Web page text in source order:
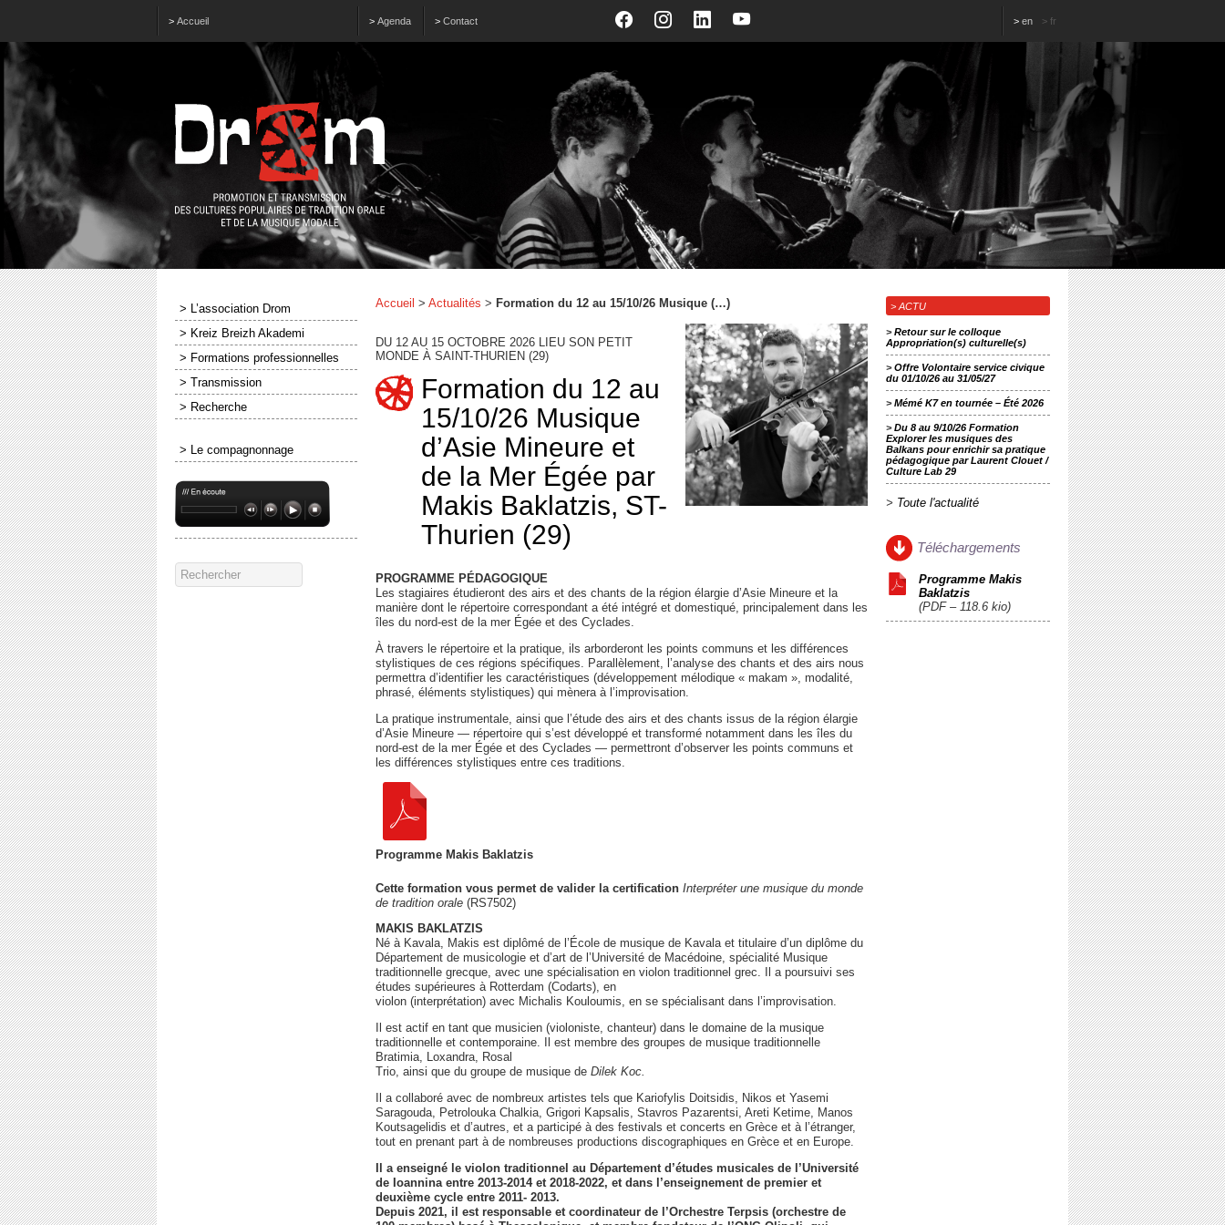
> Accueil > Agenda > Contact > en > fr
> L’association Drom
> Kreiz Breizh Akademi
> Formations professionnelles
> Transmission
> Recherche
> Le compagnonnage
Accueil > Actualités > Formation du 12 au 15/10/26 Musique (…)
DU 12 AU 15 OCTOBRE 2026 LIEU SON PETIT
MONDE À SAINT-THURIEN (29)
Formation du 12 au
15/10/26 Musique
d’Asie Mineure et
de la Mer Égée par
Makis Baklatzis, ST-
Thurien (29)
PROGRAMME PÉDAGOGIQUE
Les stagiaires étudieront des airs et des chants de la région élargie d’Asie Mineure et la
manière dont le répertoire correspondant a été intégré et domestiqué, principalement dans les
îles du nord-est de la mer Égée et des Cyclades.
À travers le répertoire et la pratique, ils arborderont les points communs et les différences
stylistiques de ces régions spécifiques. Parallèlement, l’analyse des chants et des airs nous
permettra d’identifier les caractéristiques (développement mélodique « makam », modalité,
phrasé, éléments stylistiques) qui mènera à l’improvisation.
La pratique instrumentale, ainsi que l’étude des airs et des chants issus de la région élargie
d’Asie Mineure — répertoire qui s’est développé et transformé notamment dans les îles du
nord-est de la mer Égée et des Cyclades — permettront d’observer les points communs et
les différences stylistiques entre ces traditions.
Programme Makis Baklatzis
Cette formation vous permet de valider la certification Interpréter une musique du monde
de tradition orale (RS7502)
MAKIS BAKLATZIS
Né à Kavala, Makis est diplômé de l’École de musique de Kavala et titulaire d’un diplôme du
Département de musicologie et d’art de l’Université de Macédoine, spécialité Musique
traditionnelle grecque, avec une spécialisation en violon traditionnel grec. Il a poursuivi ses
études supérieures à Rotterdam (Codarts), en
violon (interprétation) avec Michalis Kouloumis, en se spécialisant dans l’improvisation.
Il est actif en tant que musicien (violoniste, chanteur) dans le domaine de la musique
traditionnelle et contemporaine. Il est membre des groupes de musique traditionnelle
Bratimia, Loxandra, Rosal
Trio, ainsi que du groupe de musique de Dilek Koc.
Il a collaboré avec de nombreux artistes tels que Kariofylis Doitsidis, Nikos et Yasemi
Saragouda, Petrolouka Chalkia, Grigori Kapsalis, Stavros Pazarentsi, Areti Ketime, Manos
Koutsagelidis et d’autres, et a participé à des festivals et concerts en Grèce et à l’étranger,
tout en prenant part à de nombreuses productions discographiques en Grèce et en Europe.
Il a enseigné le violon traditionnel au Département d’études musicales de l’Université
de Ioannina entre 2013-2014 et 2018-2022, et dans l’enseignement de premier et
deuxième cycle entre 2011- 2013.
Depuis 2021, il est responsable et coordinateur de l’Orchestre Terpsis (orchestre de
> ACTU
>Retour sur le colloque
Appropriation(s) culturelle(s)
>Offre Volontaire service civique
du 01/10/26 au 31/05/27
>Mémé K7 en tournée – Été 2026
>Du 8 au 9/10/26 Formation
Explorer les musiques des
Balkans pour enrichir sa pratique
pédagogique par Laurent Clouet /
Culture Lab 29
> Toute l'actualité
Téléchargements
Programme Makis
Baklatzis
(PDF – 118.6 kio)